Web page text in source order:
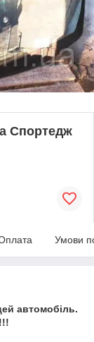
Спортедж
Умови
автомобіль.